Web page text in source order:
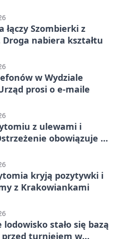
łączy Szombierki z
nabiera kształtu
w Wydziale
prosi o e-maile
z ulewami i
obowiązuje do
kryją pozytywki i
z Krakowiankami
stało się bazą
przed turniejem w